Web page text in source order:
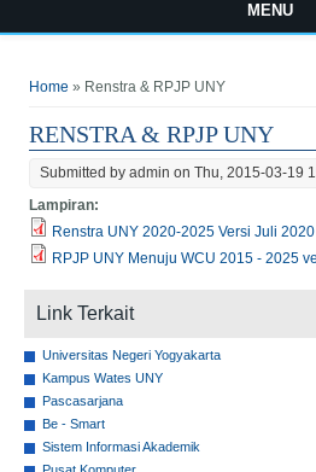
MENU
Home » Renstra & RPJP UNY
RENSTRA & RPJP UNY
Submitted byadmin on Thu, 2015-03-19
Lampiran:
Renstra UNY 2020-2025 Versi Juli
RPJP UNY Menuju WCU 2015 - 2025
Link Terkait
Universitas Negeri Yogyakarta
Kampus Wates UNY
Pascasarjana
Be - Smart
Sistem Informasi Akademik